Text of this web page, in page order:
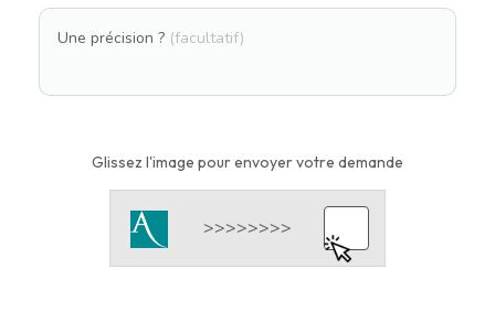
Une précision ? (facultatif)
Glissez l'image pour envoyer votre demande